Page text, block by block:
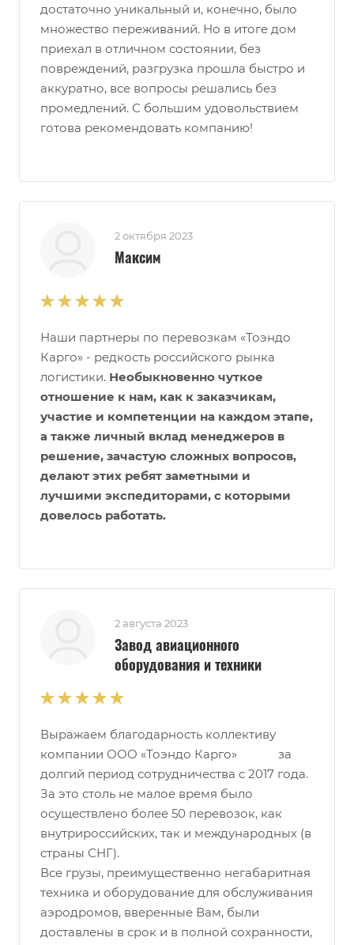
достаточно уникальный и, конечно, было
множество переживаний. Но в итоге дом
приехал в отличном состоянии, без
повреждений, разгрузка прошла быстро и
аккуратно, все вопросы решались без
промедлений. С большим удовольствием
готова рекомендовать компанию!
2 октября 2023
Максим
Наши партнеры по перевозкам «Тоэндо
Карго» - редкость российского рынка
логистики. Необыкновенно чуткое
отношение к нам, как к заказчикам,
участие и компетенции на каждом этапе,
а также личный вклад менеджеров в
решение, зачастую сложных вопросов,
делают этих ребят заметными и
лучшими экспедиторами, с которыми
довелось работать.
2 августа 2023
Завод авиационного
оборудования и техники
Выражаем благодарность коллективу
компании ООО «Тоэндо Карго» за
долгий период сотрудничества с 2017 года.
За это столь не малое время было
осуществлено более 50 перевозок, как
внутрироссийских, так и международных (в
страны СНГ).
Все грузы, преимущественно негабаритная
техника и оборудование для обслуживания
аэродромов, вверенные Вам, были
доставлены в срок и в полной сохранности,